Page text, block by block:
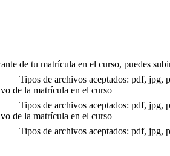
de tu matrícula en el curso, puedes
Tipos de archivos aceptados: pdf,
de la matrícula en el curso
Tipos de archivos aceptados: pdf,
de la matrícula en el curso
Tipos de archivos aceptados: pdf,